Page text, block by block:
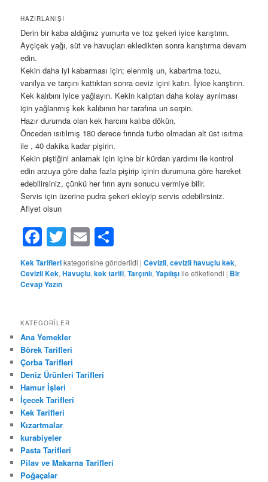
HAZIRLANIŞI
Derin bir kaba aldığınız yumurta ve toz şekeri iyice karıştırın.
Ayçiçek yağı, süt ve havuçları ekledikten sonra karıştırma devam
edin.
Kekin daha iyi kabarması için; elenmiş un, kabartma tozu,
vanilya ve tarçını kattıktan sonra ceviz içini katın. İyice karıştırın.
Kek kalıbını iyice yağlayın. Kekin kalıptan daha kolay ayrılması
için yağlanmış kek kalıbının her tarafına un serpin.
Hazır durumda olan kek harcını kalıba dökün.
Önceden ısıtılmış 180 derece fırında turbo olmadan alt üst ısıtma
ile , 40 dakika kadar pişirin.
Kekin piştiğini anlamak için içine bir kürdan yardımı ile kontrol
edin arzuya göre daha fazla pişirip içinin durumuna göre hareket
edebilirsiniz, çünkü her fırın aynı sonucu vermiye bilir.
Servis için üzerine pudra şekeri ekleyip servis edebilirsiniz.
Afiyet olsun
Facebook
Twitter
Email
Kek Tariflerikategorisine gönderildi |Cevizli,cevizli havuçlu kek,
Cevizli Kek,Havuçlu,kek tarifi,Tarçınlı,Yapılışıile etiketlendi | Bir
Cevap Yazın
KATEGORILER
Ana Yemekler
Börek Tarifleri
Çorba Tarifleri
Deniz Ürünleri Tarifleri
Hamur İşleri
İçecek Tarifleri
Kek Tarifleri
Kızartmalar
kurabiyeler
Pasta Tarifleri
Pilav ve Makarna Tarifleri
Poğaçalar